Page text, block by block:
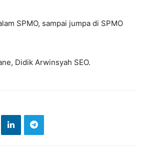
SPMO, sampai jumpa di SPMO
Didik Arwinsyah SEO.